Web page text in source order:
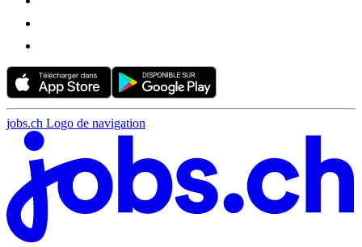
jobs.ch Logo de navigation